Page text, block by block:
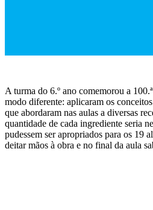
A turma do 6.º ano comemorou a
modo diferente: aplicaram os
que abordaram nas aulas a diversas
quantidade de cada ingrediente seria
pudessem ser apropriados para os 19
deitar mãos à obra e no final da aula